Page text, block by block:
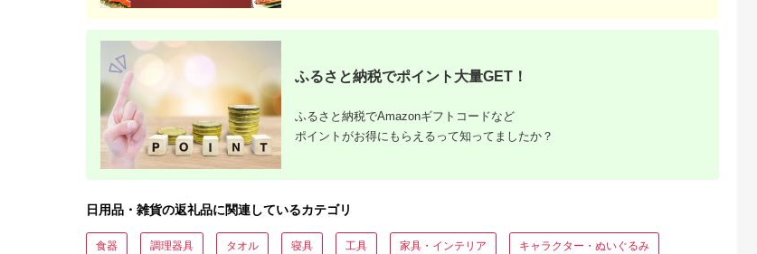
ふるさと納税でポイント大量GET！
ふるさと納税でAmazonギフトコードなど
ポイントがお得にもらえるって知ってましたか？
日用品・雑貨の返礼品に関連しているカテゴリ
食器 調理器具 タオル 寝具 工具 家具・インテリア キャラクター・ぬいぐるみ